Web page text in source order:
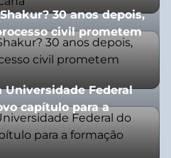
30 anos depois,
civil prometem
Federal
capítulo para a